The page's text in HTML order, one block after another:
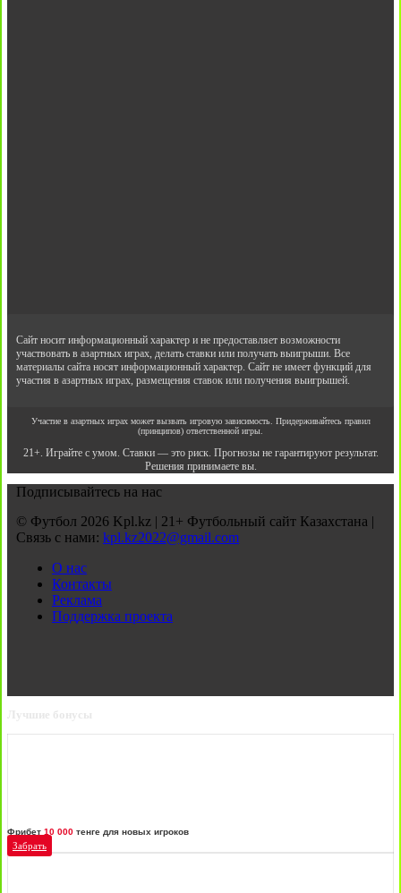
Сайт носит информационный характер и не предоставляет возможности
участвовать в азартных играх, делать ставки или получать выигрыши. Все
материалы сайта носят информационный характер. Сайт не имеет функций для
участия в азартных играх, размещения ставок или получения выигрышей.
Участие в азартных играх может вызвать игровую зависимость. Придерживайтесь правил
(принципов) ответственной игры.
21+. Играйте с умом. Ставки — это риск. Прогнозы не гарантируют результат.
Решения принимаете вы.
Подписывайтесь на нас
© Футбол 2026 Kpl.kz | 21+ Футбольный сайт Казахстана |
Связь с нами: kpl.kz2022@gmail.com
О нас
Контакты
Реклама
Поддержка проекта
Лучшие бонусы
Фрибет 10 000 тенге для новых игроков
Забрать